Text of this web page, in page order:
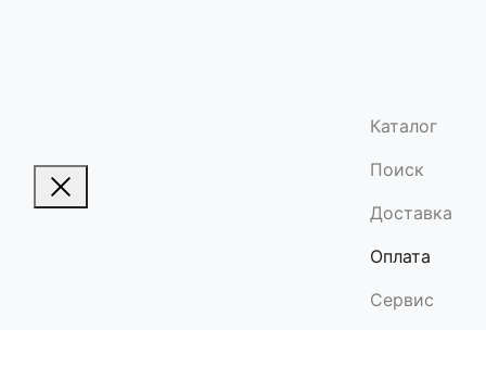
Каталог
Поиск
Доставка
Оплата
Сервис